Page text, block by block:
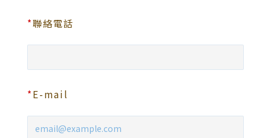
*聯絡電話
*E-mail